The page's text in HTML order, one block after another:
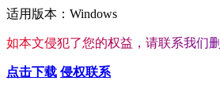
适用版本：Windows
如本文侵犯了您的权益 ， 请联系我们删
点击下载 侵权联系